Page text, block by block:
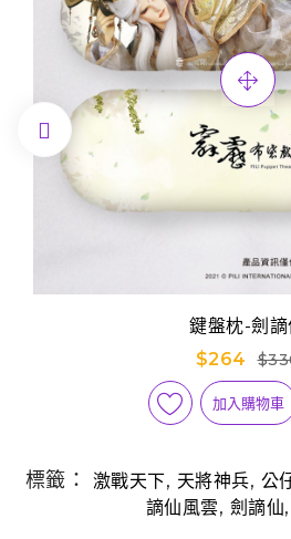
鍵盤枕-劍謫
$264
加入購物車

標籤： 激戰天下, 天將神兵, 公
謫仙風雲, 劍謫仙,